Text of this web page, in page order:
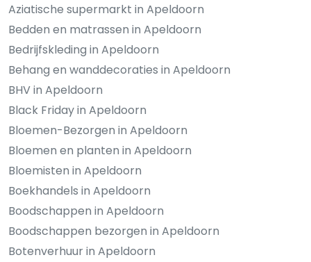
Aziatische supermarkt in Apeldoorn
Bedden en matrassen in Apeldoorn
Bedrijfskleding in Apeldoorn
Behang en wanddecoraties in Apeldoorn
BHV in Apeldoorn
Black Friday in Apeldoorn
Bloemen-Bezorgen in Apeldoorn
Bloemen en planten in Apeldoorn
Bloemisten in Apeldoorn
Boekhandels in Apeldoorn
Boodschappen in Apeldoorn
Boodschappen bezorgen in Apeldoorn
Botenverhuur in Apeldoorn